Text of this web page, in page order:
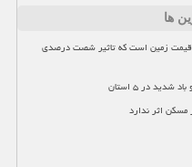
ها
قیمت زمین است که تاثیر شصت درصدی
در ۵ استان
مسکن اثر ندارد